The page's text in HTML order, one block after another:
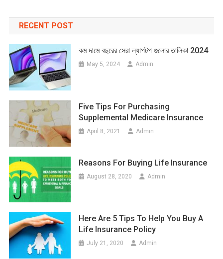
RECENT POST
কম দামে বছরের সেরা ল্যাপটপ গুলোর তালিকা 2024
May 5, 2024 Admin
Five Tips For Purchasing
Supplemental Medicare Insurance
April 8, 2021 Admin
Reasons For Buying Life Insurance
August 28, 2020 Admin
Here Are 5 Tips To Help You Buy A
Life Insurance Policy
July 21, 2020 Admin